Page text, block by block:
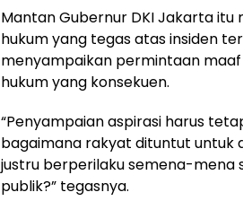
Mantan Gubernur DKI Jakarta
hukum yang tegas atas insiden
menyampaikan permintaan
hukum yang konsekuen.
“Penyampaian aspirasi harus
bagaimana rakyat dituntut untuk
justru berperilaku semena-
publik?” tegasnya.